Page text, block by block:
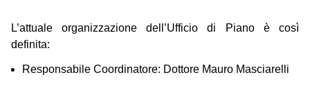
L’attuale organizzazione dell’Ufficio di Piano è così
definita:
Responsabile Coordinatore: Dottore Mauro Masciarelli